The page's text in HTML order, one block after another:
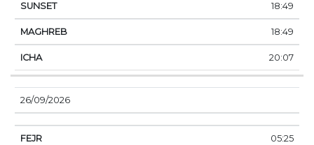
18:49
18:49
20:07
26/09/2026
05:25